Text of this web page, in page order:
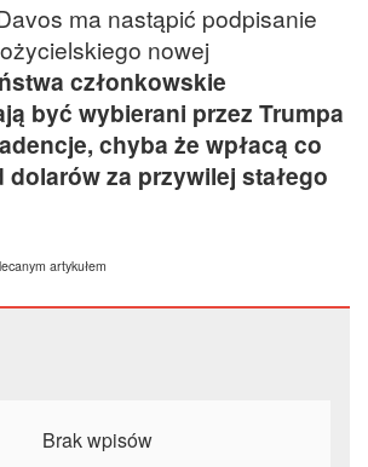
ma nastąpić podpisanie
nowej
członkowskie
być wybierani przez Trumpa
chyba że wpłacą co
dolarów za przywilej stałego
artykułem
Brak wpisów